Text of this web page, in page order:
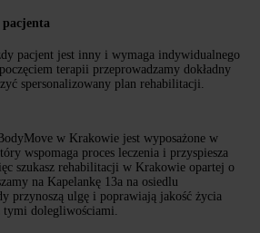
pacjent jest inny i wymaga indywidualnego
terapii przeprowadzamy dokładny
spersonalizowany plan rehabilitacji.
w Krakowie jest wyposażone w
wspomaga proces leczenia i przyspiesza
szukasz rehabilitacji w Krakowie opartej o
na Kapelankę 13a na osiedlu
przynoszą ulgę i poprawiają jakość życia
tymi dolegliwościami.